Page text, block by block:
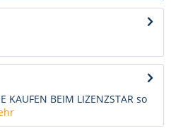
KAUFEN BEIM LIZENZSTAR so